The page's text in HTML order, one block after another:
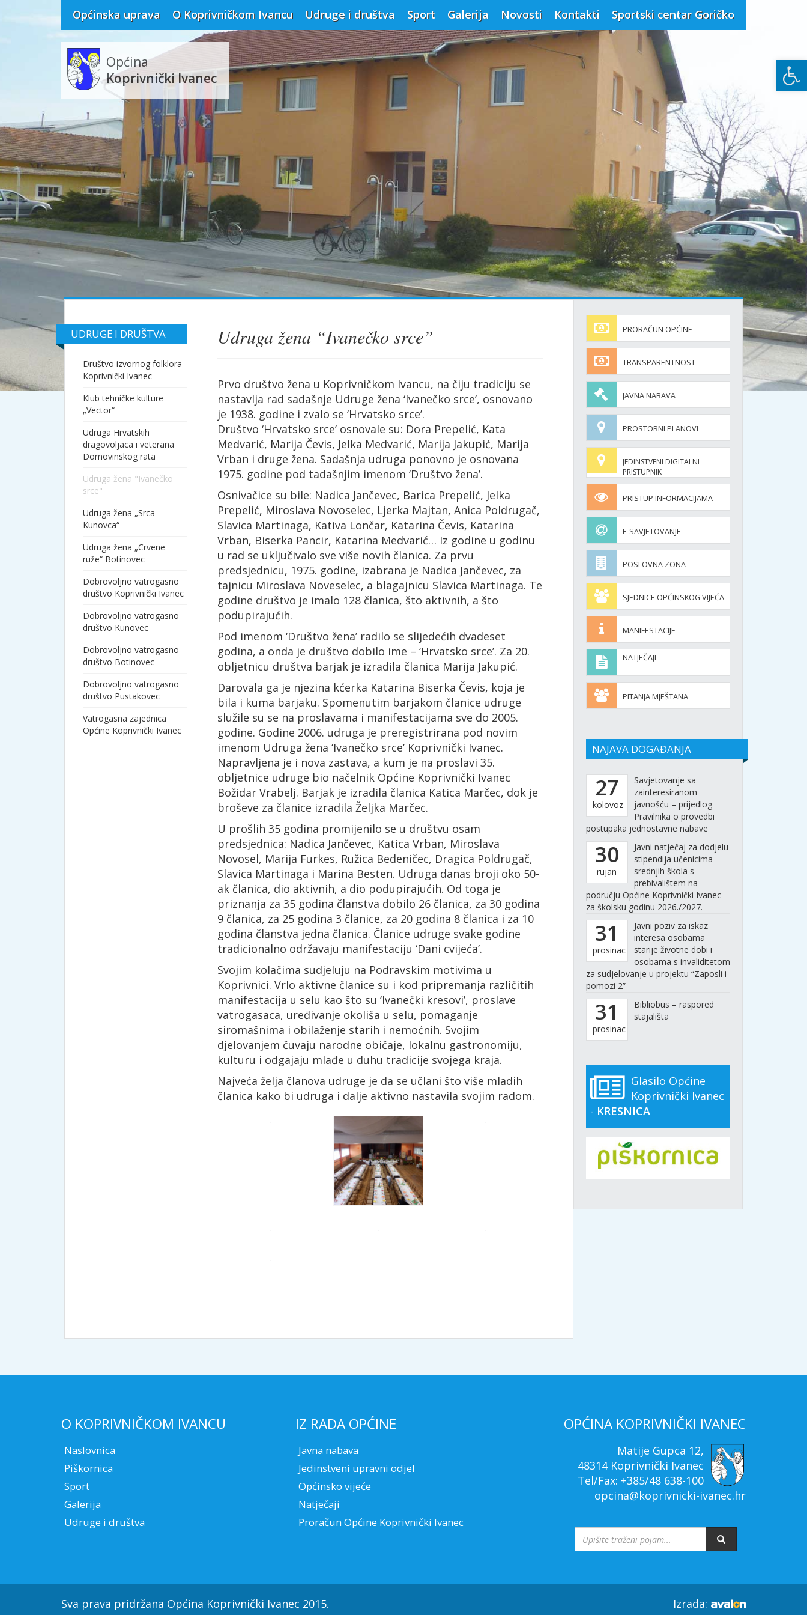
Općinska uprava O Koprivničkom Ivancu Udruge i društva Sport Galerija Novosti Kontakti Sportski centar Goričko
Općina
Koprivnički Ivanec
UDRUGE I DRUŠTVA
Društvo izvornog folklora
Koprivnički Ivanec
Klub tehničke kulture
„Vector“
Udruga Hrvatskih
dragovoljaca i veterana
Domovinskog rata
Udruga žena "Ivanečko
srce"
Udruga žena „Srca
Kunovca“
Udruga žena „Crvene
ruže“ Botinovec
Dobrovoljno vatrogasno
društvo Koprivnički Ivanec
Dobrovoljno vatrogasno
društvo Kunovec
Dobrovoljno vatrogasno
društvo Botinovec
Dobrovoljno vatrogasno
društvo Pustakovec
Vatrogasna zajednica
Općine Koprivnički Ivanec
Udruga žena “Ivanečko srce”
Prvo društvo žena u Koprivničkom Ivancu, na čiju tradiciju se
nastavlja rad sadašnje Udruge žena ‘Ivanečko srce’, osnovano
je 1938. godine i zvalo se ‘Hrvatsko srce’.
Društvo ‘Hrvatsko srce’ osnovale su: Dora Prepelić, Kata
Medvarić, Marija Čevis, Jelka Medvarić, Marija Jakupić, Marija
Vrban i druge žena. Sadašnja udruga ponovno je osnovana
1975. godine pod tadašnjim imenom ‘Društvo žena’.
Osnivačice su bile: Nadica Jančevec, Barica Prepelić, Jelka
Prepelić, Miroslava Novoselec, Ljerka Majtan, Anica Poldrugač,
Slavica Martinaga, Kativa Lončar, Katarina Čevis, Katarina
Vrban, Biserka Pancir, Katarina Medvarić… Iz godine u godinu
u rad se uključivalo sve više novih članica. Za prvu
predsjednicu, 1975. godine, izabrana je Nadica Jančevec, za
tajnicu Miroslava Noveselec, a blagajnicu Slavica Martinaga. Te
godine društvo je imalo 128 članica, što aktivnih, a što
podupirajućih.
Pod imenom ‘Društvo žena’ radilo se slijedećih dvadeset
godina, a onda je društvo dobilo ime – ‘Hrvatsko srce’. Za 20.
obljetnicu društva barjak je izradila članica Marija Jakupić.
Darovala ga je njezina kćerka Katarina Biserka Čevis, koja je
bila i kuma barjaku. Spomenutim barjakom članice udruge
služile su se na proslavama i manifestacijama sve do 2005.
godine. Godine 2006. udruga je preregistrirana pod novim
imenom Udruga žena ‘Ivanečko srce’ Koprivnički Ivanec.
Napravljena je i nova zastava, a kum je na proslavi 35.
obljetnice udruge bio načelnik Općine Koprivnički Ivanec
Božidar Vrabelj. Barjak je izradila članica Katica Marčec, dok je
broševe za članice izradila Željka Marčec.
U prošlih 35 godina promijenilo se u društvu osam
predsjednica: Nadica Jančevec, Katica Vrban, Miroslava
Novosel, Marija Furkes, Ružica Bedeničec, Dragica Poldrugač,
Slavica Martinaga i Marina Besten. Udruga danas broji oko 50-
ak članica, dio aktivnih, a dio podupirajućih. Od toga je
priznanja za 35 godina članstva dobilo 26 članica, za 30 godina
9 članica, za 25 godina 3 članice, za 20 godina 8 članica i za 10
godina članstva jedna članica. Članice udruge svake godine
tradicionalno održavaju manifestaciju ‘Dani cvijeća’.
Svojim kolačima sudjeluju na Podravskim motivima u
Koprivnici. Vrlo aktivne članice su i kod pripremanja različitih
manifestacija u selu kao što su ‘Ivanečki kresovi’, proslave
vatrogasaca, uređivanje okoliša u selu, pomaganje
siromašnima i obilaženje starih i nemoćnih. Svojim
djelovanjem čuvaju narodne običaje, lokalnu gastronomiju,
kulturu i odgajaju mlađe u duhu tradicije svojega kraja.
Najveća želja članova udruge je da se učlani što više mladih
članica kako bi udruga i dalje aktivno nastavila svojim radom.
PRORAČUN OPĆINE
TRANSPARENTNOST
JAVNA NABAVA
PROSTORNI PLANOVI
JEDINSTVENI DIGITALNI
PRISTUPNIK
PRISTUP INFORMACIJAMA
E-SAVJETOVANJE
POSLOVNA ZONA
SJEDNICE OPĆINSKOG VIJEĆA
MANIFESTACIJE
NATJEČAJI
PITANJA MJEŠTANA
NAJAVA DOGAĐANJA
27
kolovoz
Savjetovanje sa
zainteresiranom
javnošću – prijedlog
Pravilnika o provedbi
postupaka jednostavne nabave
30
rujan
Javni natječaj za dodjelu
stipendija učenicima
srednjih škola s
prebivalištem na
području Općine Koprivnički Ivanec
za školsku godinu 2026./2027.
31
prosinac
Javni poziv za iskaz
interesa osobama
starije životne dobi i
osobama s invaliditetom
za sudjelovanje u projektu “Zaposli i
pomozi 2”
31
prosinac
Bibliobus – raspored
stajališta
Glasilo Općine
Koprivnički Ivanec
- KRESNICA
O KOPRIVNIČKOM IVANCU
Naslovnica
Piškornica
Sport
Galerija
Udruge i društva
IZ RADA OPĆINE
Javna nabava
Jedinstveni upravni odjel
Općinsko vijeće
Natječaji
Proračun Općine Koprivnički Ivanec
OPĆINA KOPRIVNIČKI IVANEC
Matije Gupca 12,
48314 Koprivnički Ivanec
Tel/Fax: +385/48 638-100
opcina@koprivnicki-ivanec.hr
Sva prava pridržana Općina Koprivnički Ivanec 2015. Izrada: